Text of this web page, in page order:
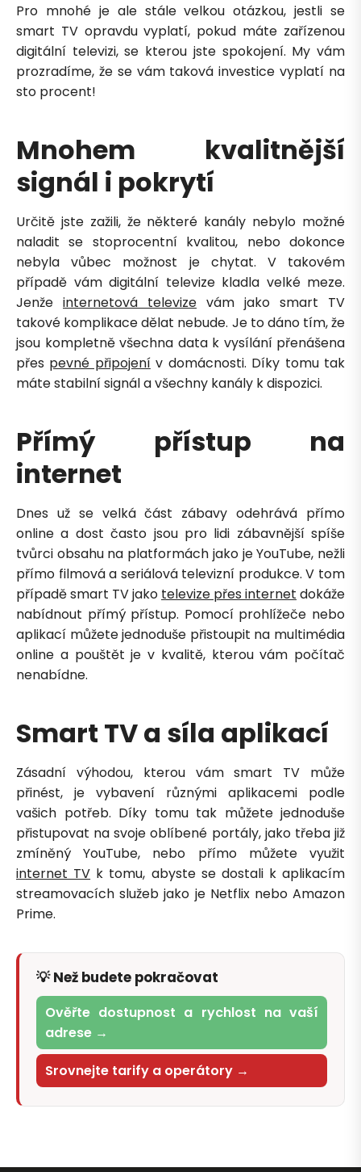
Pro mnohé je ale stále velkou otázkou, jestli se
smart TV opravdu vyplatí, pokud máte zařízenou
digitální televizi, se kterou jste spokojení. My vám
prozradíme, že se vám taková investice vyplatí na
sto procent!
Mnohem kvalitnější
signál i pokrytí
Určitě jste zažili, že některé kanály nebylo možné
naladit se stoprocentní kvalitou, nebo dokonce
nebyla vůbec možnost je chytat. V takovém
případě vám digitální televize kladla velké meze.
Jenže internetová televize vám jako smart TV
takové komplikace dělat nebude. Je to dáno tím, že
jsou kompletně všechna data k vysílání přenášena
přes pevné připojenív domácnosti. Díky tomu tak
máte stabilní signál a všechny kanály k dispozici.
Přímý přístup na
internet
Dnes už se velká část zábavy odehrává přímo
online a dost často jsou pro lidi zábavnější spíše
tvůrci obsahu na platformách jako je YouTube, nežli
přímo filmová a seriálová televizní produkce. V tom
případě smart TV jako televize přes internet dokáže
nabídnout přímý přístup. Pomocí prohlížeče nebo
aplikací můžete jednoduše přistoupit na multimédia
online a pouštět je v kvalitě, kterou vám počítač
nenabídne.
Smart TV a síla aplikací
Zásadní výhodou, kterou vám smart TV může
přinést, je vybavení různými aplikacemi podle
vašich potřeb. Díky tomu tak můžete jednoduše
přistupovat na svoje oblíbené portály, jako třeba již
zmíněný YouTube, nebo přímo můžete využit
internet TV k tomu, abyste se dostali k aplikacím
streamovacích služeb jako je Netflix nebo Amazon
Prime.
💡 Než budete pokračovat
Ověřte dostupnost a rychlost na vaší
adrese →
Srovnejte tarify a operátory →
PN Petra je online
Zavolá do 2 minut · Po–Pá 8–18
Zavolejte mi zpět